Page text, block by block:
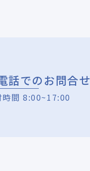
話でのお問合せ
時間 8:00~17:00